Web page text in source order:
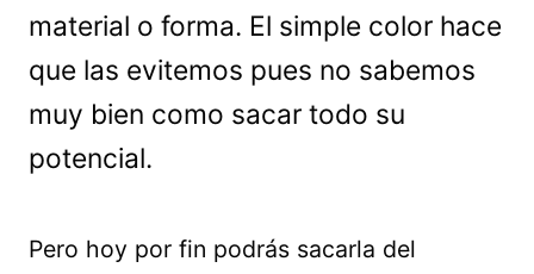
material o forma. El simple color hace
que las evitemos pues no sabemos
muy bien como sacar todo su
potencial.
Pero hoy por fin podrás sacarla del